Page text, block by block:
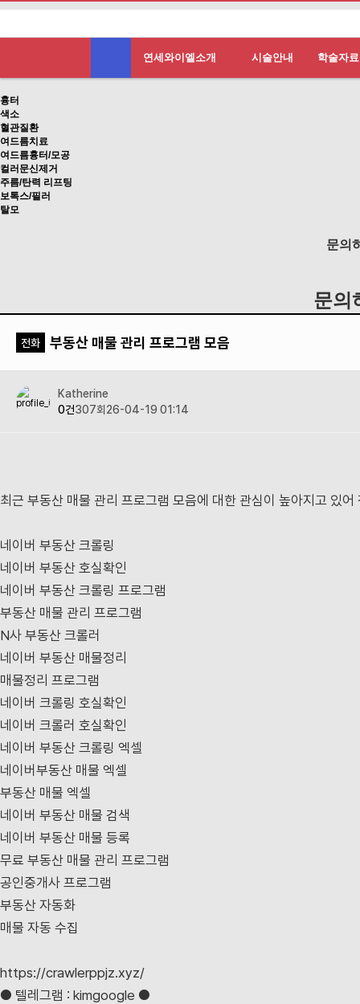
연세와이엘소개 시술안내 학술자료
흉터
색소
혈관질환
여드름치료
여드름흉터/모공
컬러문신제거
주름/탄력 리프팅
보톡스/필러
탈모
문의
문의
전화 부동산 매물 관리 프로그램 모음
Katherine
0건307회 26-04-19 01:14
최근 부동산 매물 관리 프로그램 모음에 대한 관심이 높아지고 있어
네이버 부동산 크롤링
네이버 부동산 호실확인
네이버 부동산 크롤링 프로그램
부동산 매물 관리 프로그램
N사 부동산 크롤러
네이버 부동산 매물정리
매물정리 프로그램
네이버 크롤링 호실확인
네이버 크롤러 호실확인
네이버 부동산 크롤링 엑셀
네이버부동산 매물 엑셀
부동산 매물 엑셀
네이버 부동산 매물 검색
네이버 부동산 매물 등록
무료 부동산 매물 관리 프로그램
공인중개사 프로그램
부동산 자동화
매물 자동 수집
https://crawlerppjz.xyz/
● 텔레그램 : kimgoogle ●